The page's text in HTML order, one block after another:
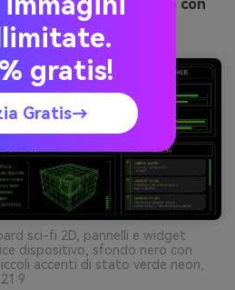
pericolo neon generato con
sci-fi 2D, pannelli e widget
dispositivo, sfondo nero con
accenti di stato verde neon,
gratis!
Gratis→